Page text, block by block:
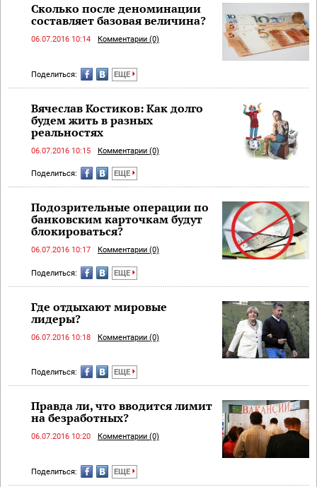
Сколько после деноминации
составляет базовая величина?
06.07.2016 10:14 Комментарии (0)
Поделиться: ЕЩЕ
Вячеслав Костиков: Как долго
будем жить в разных
реальностях
06.07.2016 10:15 Комментарии (0)
Поделиться: ЕЩЕ
Подозрительные операции по
банковским карточкам будут
блокироваться?
06.07.2016 10:17 Комментарии (0)
Поделиться: ЕЩЕ
Где отдыхают мировые
лидеры?
06.07.2016 10:18 Комментарии (0)
Поделиться: ЕЩЕ
Правда ли, что вводится лимит
на безработных?
06.07.2016 10:20 Комментарии (0)
Поделиться: ЕЩЕ